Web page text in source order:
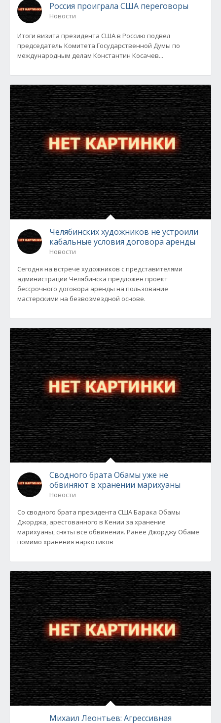
Россия проиграла США переговоры
Новости
Итоги визита президента США в Россию подвел
председатель Комитета Государственной Думы по
международным делам Константин Косачев...
Челябинских художников не устроили
кабальные условия договора аренды
Новости
Сегодня на встрече художников с представителями
администрации Челябинска предложен проект
бессрочного договора аренды на пользование
мастерскими на безвозмездной основе.
Сводного брата Обамы уже не
обвиняют в хранении марихуаны
Новости
Со сводного брата президента США Барака Обамы
Джорджа, арестованного в Кении за хранение
марихуаны, сняты все обвинения. Ранее Джорджу Обаме
помимо хранения наркотиков
Михаил Леонтьев: Агрессивная